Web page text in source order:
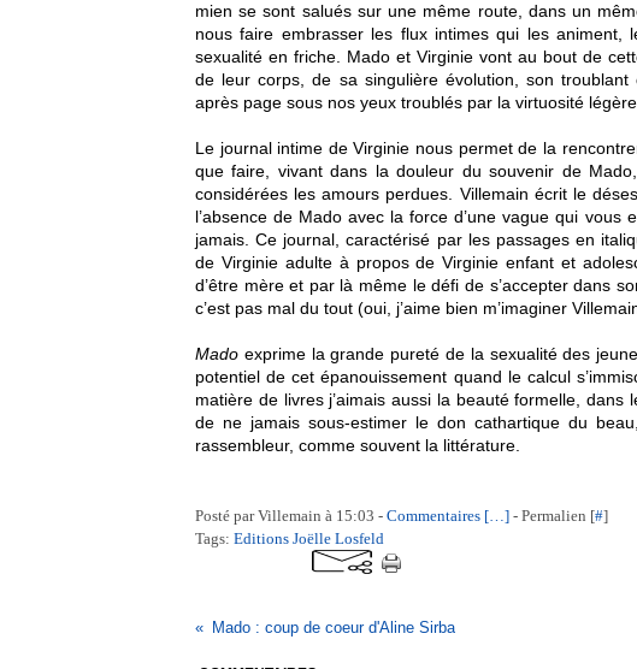
mien se sont salués sur une même route, dans un
nous faire embrasser les flux intimes qui les
sexualité en friche. Mado et Virginie vont au bout de
de leur corps, de sa singulière évolution, son
après page sous nos yeux troublés par la virtuosité légère
Le journal intime de Virginie nous permet de la
que faire, vivant dans la douleur du souvenir de
considérées les amours perdues. Villemain écrit le
l’absence de Mado avec la force d’une vague qui
jamais. Ce journal, caractérisé par les passages en
de Virginie adulte à propos de Virginie enfant et
d’être mère et par là même le défi de s’accepter dans
c’est pas mal du tout (oui, j’aime bien m’imaginer
Mado exprime la grande pureté de la sexualité des
potentiel de cet épanouissement quand le calcul
matière de livres j’aimais aussi la beauté formelle,
de ne jamais sous-estimer le don cathartique du
rassembleur, comme souvent la littérature.
Posté par Villemain à 15:03 - Commentaires […] - Permalien [#]
Tags: Editions Joëlle Losfeld
Mado : coup de coeur d'Aline Sirba